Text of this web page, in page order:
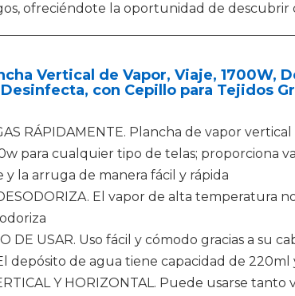
ofreciéndote la oportunidad de descubrir
Vertical de Vapor, Viaje, 1700W,
con Cepillo para Tejidos
RÁPIDAMENTE. Plancha de vapor
para cualquier tipo de telas; proporciona
la arruga de manera fácil y rápida
El vapor de alta temperatura
DE USAR. Uso fácil y cómodo gracias a su
depósito de agua tiene capacidad de
Y HORIZONTAL. Puede usarse